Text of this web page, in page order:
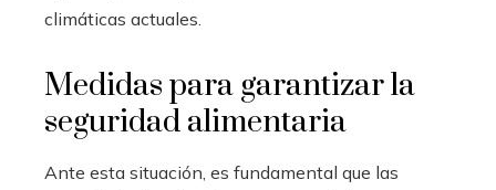
climáticas actuales.
Medidas para garantizar la
seguridad alimentaria
Ante esta situación, es fundamental que las